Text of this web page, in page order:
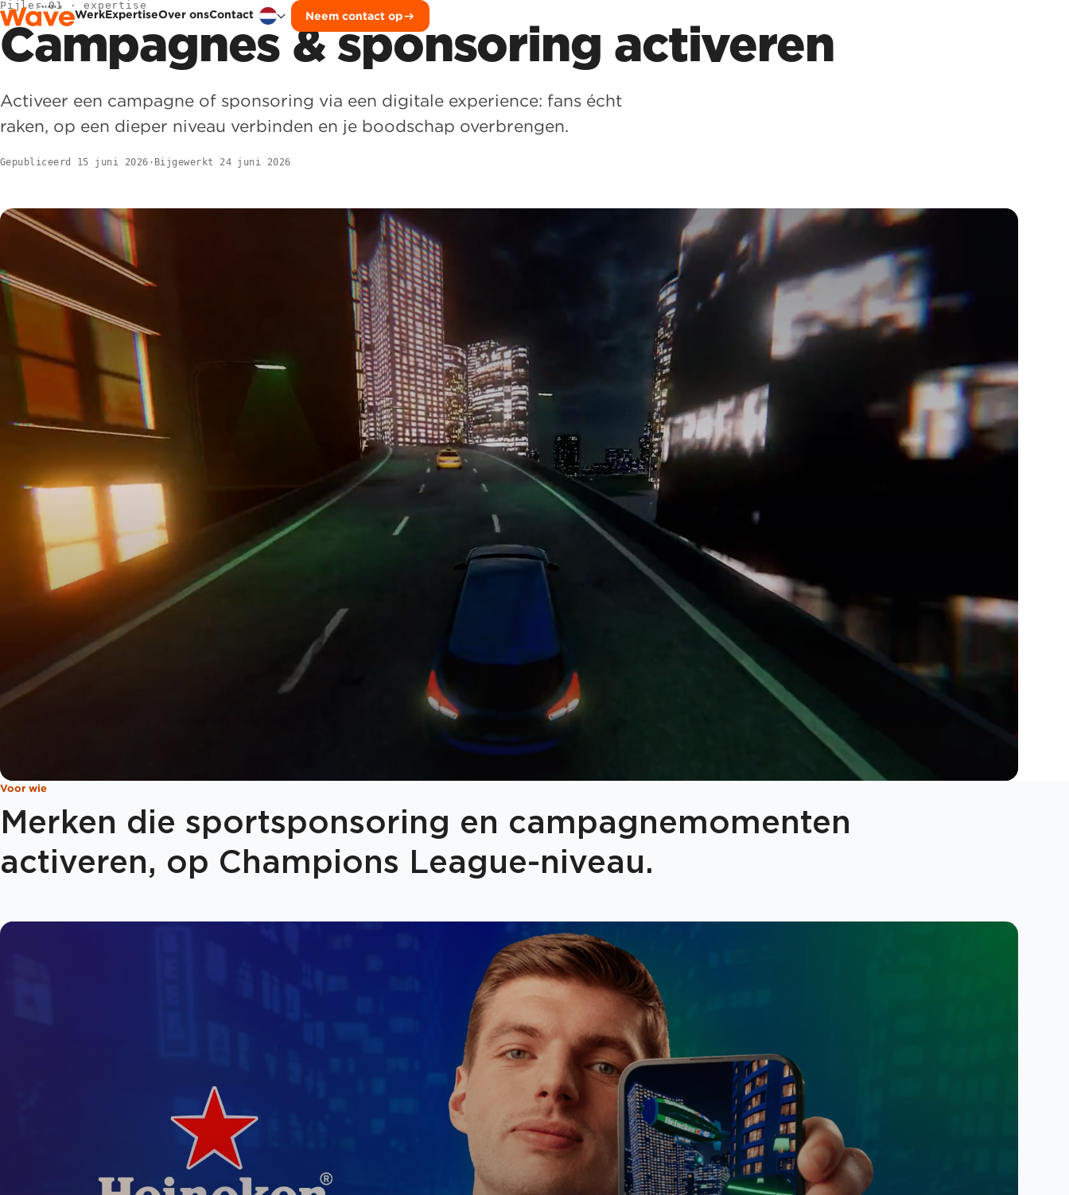
Naar inhoud
WerkExpertiseOver onsContact Neem contact op
Pijler 01 · expertise
Campagnes & sponsoring activeren
Activeer een campagne of sponsoring via een digitale experience: fans écht
raken, op een dieper niveau verbinden en je boodschap overbrengen.
Gepubliceerd 15 juni 2026 · Bijgewerkt 24 juni 2026
Voor wie
Merken die sportsponsoring en campagnemomenten
activeren, op Champions League-niveau.